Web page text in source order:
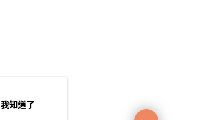
我知道了